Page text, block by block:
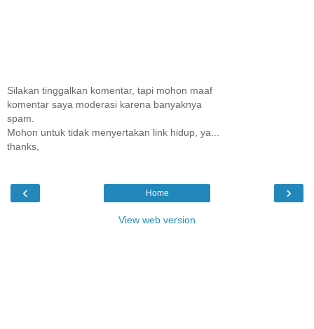
Silakan tinggalkan komentar, tapi mohon maaf
komentar saya moderasi karena banyaknya
spam.
Mohon untuk tidak menyertakan link hidup, ya...
thanks,
‹ ›
Home
View web version